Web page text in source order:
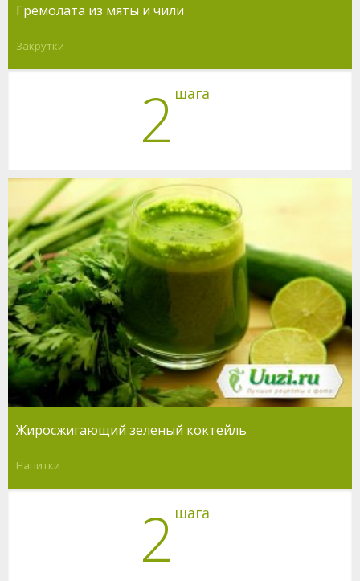
Гремолата из мяты и чили
Закрутки
2 шага
Жиросжигающий зеленый коктейль
Напитки
2 шага